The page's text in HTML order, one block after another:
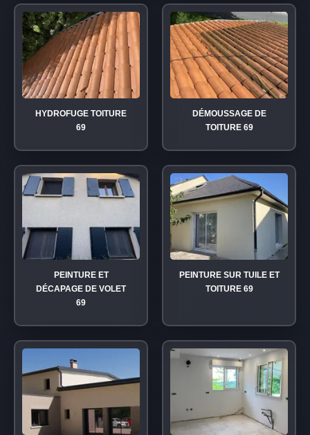
HYDROFUGE TOITURE
69
DÉMOUSSAGE DE
TOITURE 69
PEINTURE ET
DÉCAPAGE DE VOLET
69
PEINTURE SUR TUILE ET
TOITURE 69